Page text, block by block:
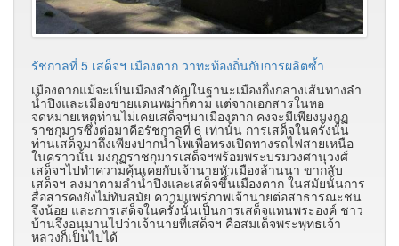
รัชกาลที่ 5 เสด็จฯ เมืองตาก วาทะท้องถิ่นกับการผลิตซ้ำ
เมืองตากแม้จะเป็นเมืองสำคัญในฐานะเมืองกึ่งกลางเส้นทางลำ
น้ำปิงและเมืองชายแดนพม่าก็ตาม แต่จากเอกสารในหอ
จดหมายเหตุท่านไม่เคยเสด็จฯมาเมืองตาก คงจะมีเพียงมงกุฏ
ราชกุมารซึ่งต่อมาคือรัชกาลที่ 6 เท่านั้น การเสด็จในครั้งนั้น
ท่านเสด็จมาถึงเพียงปากน้ำโพเพื่อทรงเปิดทางรถไฟสายเหนือ
ในคราวนั้น มงกุฏราชกุมารเสด็จฯพร้อมพระบรมวงศานุวงศ์
เสด็จฯไปทำความคุ้นเคยกับเจ้านายหัวเมืองล้านนา ขากลับ
เสด็จฯ ลงมาตามลำน้ำปิงและเสด็จขึ้นเมืองตาก ในสมัยนั้นการ
สื่อสารคงยังไม่ทันสมัย ความแพร่ภาพเจ้านายต่อสาธารณะชน
จึงน้อย และการเสด็จในครั้งนั้นเป็นการเสด็จแทนพระองค์ ชาว
บ้านจึงอนุมานไปว่าเจ้านายที่เสด็จฯ คือสมเด็จพระพุทธเจ้า
หลวงก็เป็นไปได้